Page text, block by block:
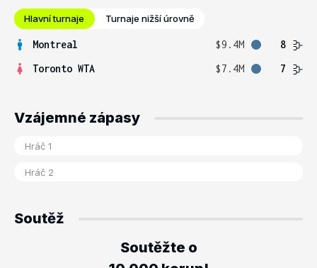
Hlavní turnaje Turnaje nižší úrovně
Montreal $9.4M
8
Toronto WTA
$7.4M 7
Vzájemné zápasy
Soutěž
Soutěžte o